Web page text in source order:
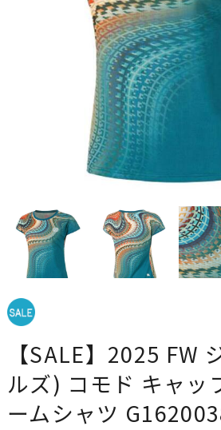
【SALE】2025 FW
ルズ) コモド キャッ
ームシャツ